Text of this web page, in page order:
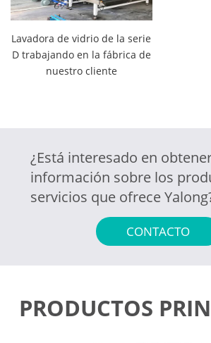
Lavadora de vidrio de la serie
D trabajando en la fábrica de
nuestro cliente
¿Está interesado en
información sobre los
servicios que ofrece
CONTACTO
PRODUCTOS